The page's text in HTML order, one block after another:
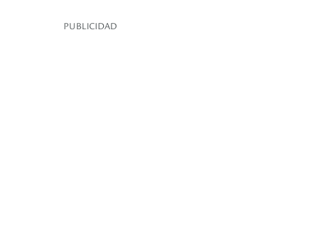
PUBLICIDAD